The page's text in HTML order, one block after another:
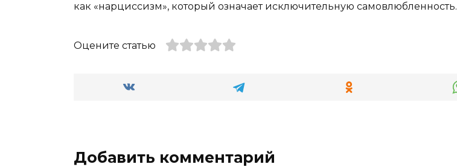
как «нарциссизм», который означает исключительную самовлюбленность.
Оцените статью
Добавить комментарий